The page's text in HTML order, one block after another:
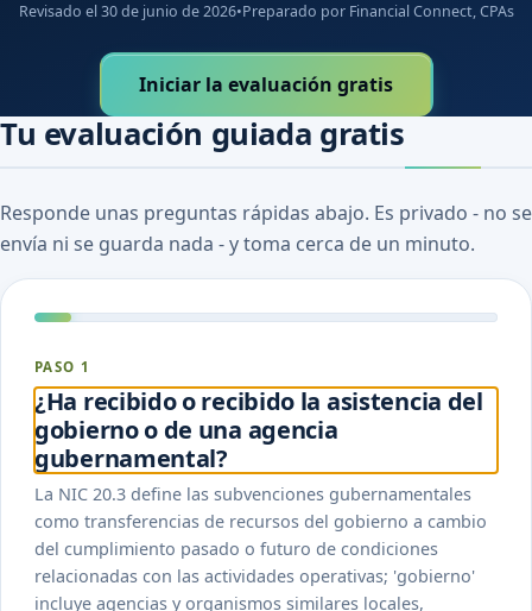
Revisado el 30 de junio de 2026•Preparado por Financial Connect, CPAs
Iniciar la evaluación gratis
Tu evaluación guiada gratis
Responde unas preguntas rápidas abajo. Es privado - no se
envía ni se guarda nada - y toma cerca de un minuto.
PASO 1
¿Ha recibido o recibido la asistencia del
gobierno o de una agencia
gubernamental?
La NIC 20.3 define las subvenciones gubernamentales
como transferencias de recursos del gobierno a cambio
del cumplimiento pasado o futuro de condiciones
relacionadas con las actividades operativas; 'gobierno'
incluye agencias y organismos similares locales,